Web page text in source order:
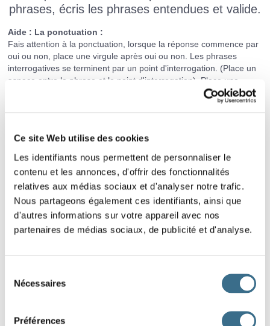
Ce site Web utilise des cookies
Les identifiants nous permettent de personnaliser le
contenu et les annonces, d'offrir des fonctionnalités
relatives aux médias sociaux et d'analyser notre trafic.
Nous partageons également ces identifiants, ainsi que
d'autres informations sur votre appareil avec nos
partenaires de médias sociaux, de publicité et d'analyse.
Nécessaires
Préférences
phrases, écris les phrases entendues et valide.
Aide : La ponctuation :
Fais attention à la ponctuation, lorsque la réponse commence par
oui ou non, place une virgule après oui ou non. Les phrases
interrogatives se terminent par un point d'interrogation. (Place un
espace entre la phrase et le point d'interrogation). Place une
majuscule en début de chaque phrase et un point ou un point
mettre un trait d'union entre-eux (exemple : Voulez
?).
Question